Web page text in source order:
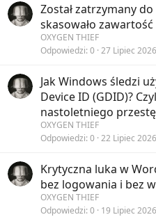
Został zatrzymany
skasowało
OXYGEN THIEF
Odpowiedzi 0 27 Lipiec 2026
Jak Windows śledzi
Device ID (GDID)?
nastoletniego
OXYGEN THIEF
Odpowiedzi 0 22 Lipiec 2026
Krytyczna luka w
bez logowania i bez
OXYGEN THIEF
Odpowiedzi 0 19 Lipiec 2026